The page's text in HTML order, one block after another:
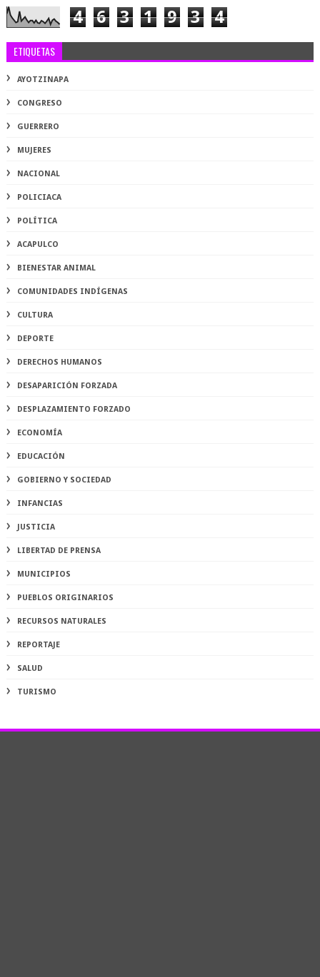
4 6 3 1 9 3 4
ETIQUETAS
AYOTZINAPA
CONGRESO
GUERRERO
MUJERES
NACIONAL
POLICIACA
POLÍTICA
ACAPULCO
BIENESTAR ANIMAL
COMUNIDADES INDÍGENAS
CULTURA
DEPORTE
DERECHOS HUMANOS
DESAPARICIÓN FORZADA
DESPLAZAMIENTO FORZADO
ECONOMÍA
EDUCACIÓN
GOBIERNO Y SOCIEDAD
INFANCIAS
JUSTICIA
LIBERTAD DE PRENSA
MUNICIPIOS
PUEBLOS ORIGINARIOS
RECURSOS NATURALES
REPORTAJE
SALUD
TURISMO